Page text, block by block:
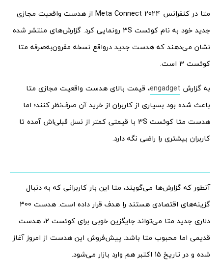
متا در کنفرانس Meta Connect 2024 از هدست واقعیت مجازی
جدید خود به نام کوئست 3S رونمایی کرد. گزارش‌های منتشر شده
نشان می‌دهند که هدست جدید درواقع نسخه مقرون‌به‌صرفه متا
کوئست 3 است.
به گزارش engadget، قیمت بالای هدست واقعیت مجازی متا
باعث شده بود بسیاری از کاربران از خرید آن صرف‌نظر کنند؛ اما
هدست متا کوئست 3S با قیمتی کمتر از نسل قبلی‌اش آمده تا
کاربران بیشتری را راضی نگه دارد.
آنطور که گزارش‌ها می‌گویند، متا این بار کاربرانی که به دنبال
گزینه‌های اقتصادی هستند را هدف قرار داده است. هدست 300
دلاری جدید متا می‌تواند جایگزین خوبی برای کوئست 2، هدست
قدیمی اما محبوب متا باشد. پیش‌فروش این هدست از امروز آغاز
شده و در تاریخ 15 اکتبر هم وارد بازار می‌شود.